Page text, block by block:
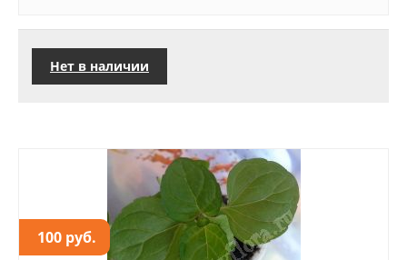
Нет в наличии
100 руб.